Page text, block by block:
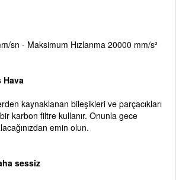
sn - Maksimum Hızlanma 20000 mm/s²
Hava
kaynaklanan bileşikleri ve parçacıkları
karbon filtre kullanır. Onunla gece
emin olun.
sessiz